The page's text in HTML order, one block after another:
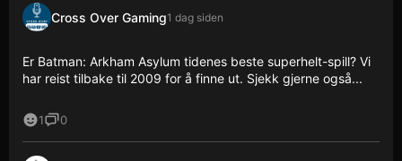
Cross Over Gaming1 dag siden
Er Batman: Arkham Asylum tidenes beste superhelt-spill? Vi
har reist tilbake til 2009 for å finne ut. Sjekk gjerne også...
1 0